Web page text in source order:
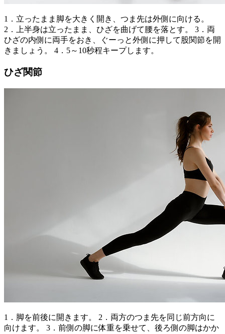
1．立ったまま脚を大きく開き、つま先は外側に向ける。
2．上半身は立ったまま、ひざを曲げて腰を落とす。 3．両
ひざの内側に両手をおき、ぐーっと外側に押して股関節を開
きましょう。 4．5～10秒程キープします。
ひざ関節
1．脚を前後に開きます。 2．両方のつま先を同じ前方向に
向けます。 3．前側の脚に体重を乗せて、後ろ側の脚はかか